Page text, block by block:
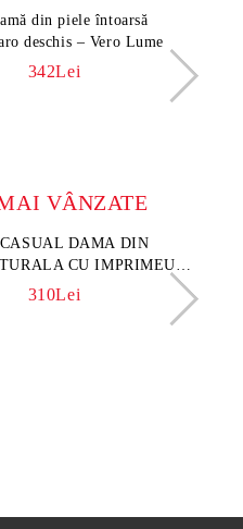
din piele întoarsă
deschis – Vero Lume
342Lei
VÂNZATE
DAMA DIN
CU IMPRIMEU
MODEL LUNA
310Lei